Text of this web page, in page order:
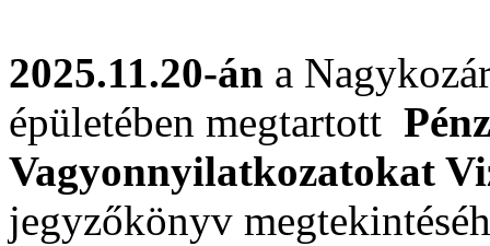
2025.11.20-án a
épületében megtartott
Vagyonnyilatkozatokat
jegyzőkönyv